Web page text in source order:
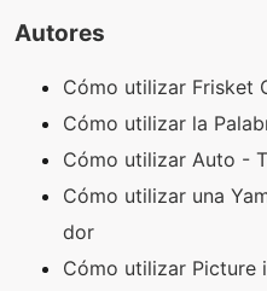
Autores
Cómo utilizar Frisket
Cómo utilizar la
Cómo utilizar Auto -
Cómo utilizar una
dor
Cómo utilizar Picture